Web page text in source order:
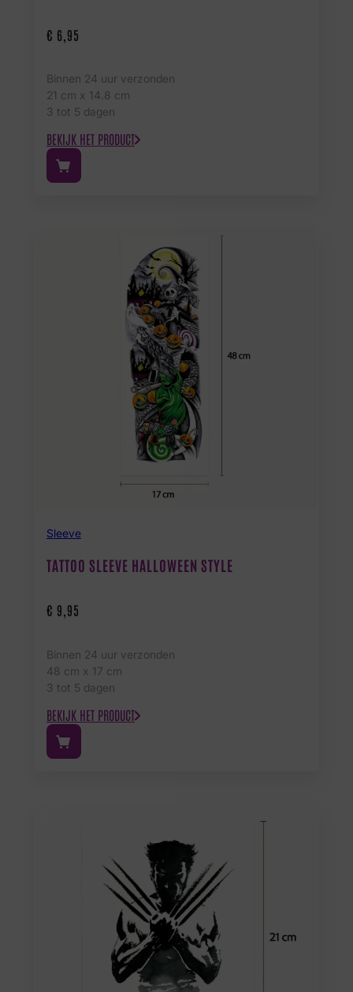
€ 6,95
Binnen 24 uur verzonden
21 cm x 14.8 cm
3 tot 5 dagen
BEKIJK HET PRODUCT
Sleeve
TATTOO SLEEVE HALLOWEEN STYLE
€ 9,95
Binnen 24 uur verzonden
48 cm x 17 cm
3 tot 5 dagen
BEKIJK HET PRODUCT